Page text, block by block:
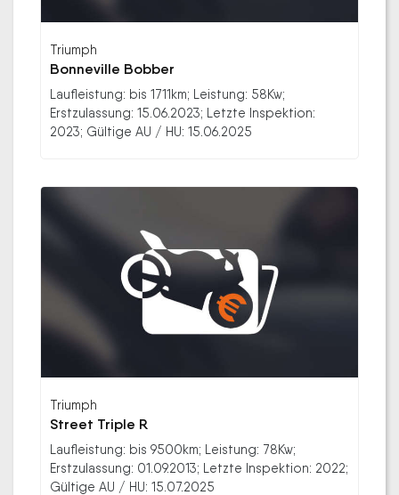
Triumph
Bonneville Bobber
Laufleistung: bis 1711km; Leistung: 58Kw;
Erstzulassung: 15.06.2023; Letzte Inspektion:
2023; Gültige AU / HU: 15.06.2025
Triumph
Street Triple R
Laufleistung: bis 9500km; Leistung: 78Kw;
Erstzulassung: 01.09.2013; Letzte Inspektion: 2022;
Gültige AU / HU: 15.07.2025